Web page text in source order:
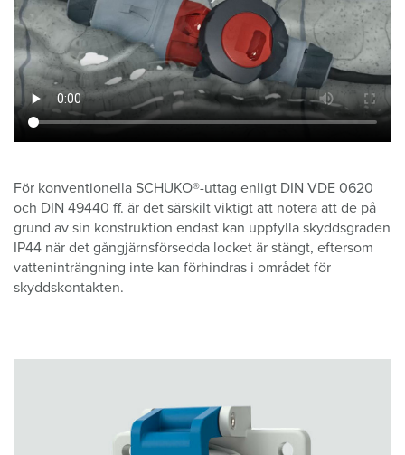
För konventionella SCHUKO®-uttag enligt DIN VDE 0620
och DIN 49440 ff. är det särskilt viktigt att notera att de på
grund av sin konstruktion endast kan uppfylla skyddsgraden
IP44 när det gångjärnsförsedda locket är stängt, eftersom
vatteninträngning inte kan förhindras i området för
skyddskontakten.